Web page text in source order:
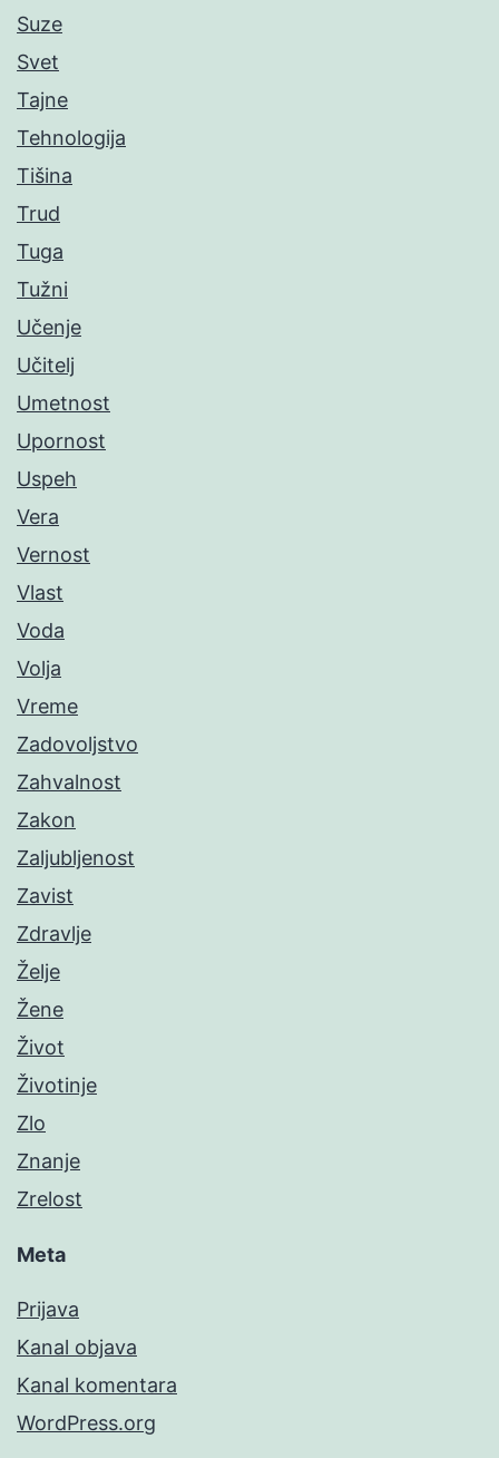
Suze
Svet
Tajne
Tehnologija
Tišina
Trud
Tuga
Tužni
Učenje
Učitelj
Umetnost
Upornost
Uspeh
Vera
Vernost
Vlast
Voda
Volja
Vreme
Zadovoljstvo
Zahvalnost
Zakon
Zaljubljenost
Zavist
Zdravlje
Želje
Žene
Život
Životinje
Zlo
Znanje
Zrelost
Meta
Prijava
Kanal objava
Kanal komentara
WordPress.org